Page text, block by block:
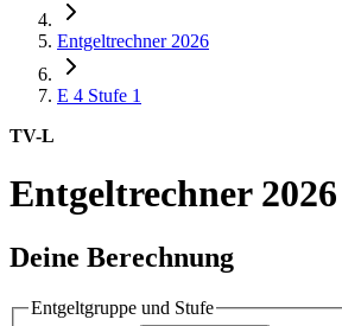
Entgeltrechner 2026
E 4 Stufe 1
TV-L
Entgeltrechner 2026
Deine Berechnung
Entgeltgruppe und Stufe